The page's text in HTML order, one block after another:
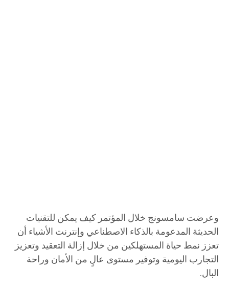
وعرضت سامسونج خلال المؤتمر كيف يمكن للتقنيات
الحديثة المدعومة بالذكاء الاصطناعي وإنترنت الأشياء أن
تعزز نمط حياة المستهلكين من خلال إزالة التعقيد وتعزيز
التجارب اليومية وتوفير مستوى عالٍ من الأمان وراحة
البال.